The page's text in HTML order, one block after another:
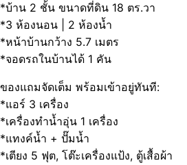
*บ้าน 2 ชั้น ขนาดที่ดิน 18 ตร.วา
*3 ห้องนอน | 2 ห้องน้ำ
*หน้าบ้านกว้าง 5.7 เมตร
*จอดรถในบ้านได้ 1 คัน
ของแถมจัดเต็ม พร้อมเข้าอยู่ทันที:
*แอร์ 3 เครื่อง
*เครื่องทำน้ำอุ่น 1 เครื่อง
*แทงค์น้ำ + ปั๊มน้ำ
*เตียง 5 ฟุต, โต๊ะเครื่องแป้ง, ตู้เสื้อผ้า